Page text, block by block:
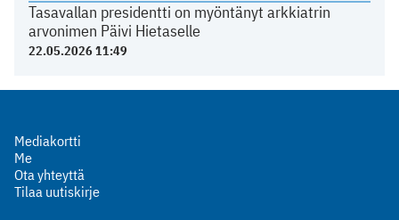
Tasavallan presidentti on myöntänyt arkkiatrin
arvonimen Päivi Hietaselle
22.05.2026 11:49
Mediakortti
Me
Ota yhteyttä
Tilaa uutiskirje